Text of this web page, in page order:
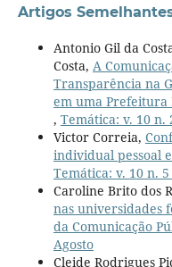
Artigos
Antonio Gil da
Costa, A
Transparência na
em uma
, Temática: v. 10 n.
Victor Correia,
individual pessoal
Temática: v. 10 n.
Caroline Brito dos
nas universidades
da Comunicação
Agosto
Cleide Rodrigues